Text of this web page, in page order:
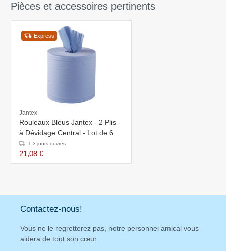
Pièces et accessoires pertinents
Express
Jantex
Rouleaux Bleus Jantex - 2 Plis -
à Dévidage Central - Lot de 6
1-3 jours ouvrés
21,08 €
Contactez-nous!
Vous ne le regretterez pas, notre personnel amical vous
aidera de tout son cœur.